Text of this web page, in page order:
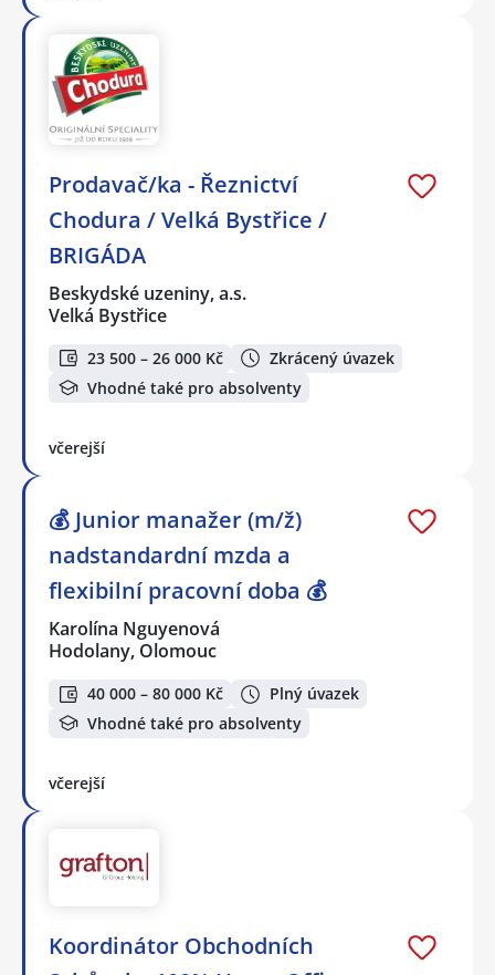
Prodavač/ka - Řeznictví
Chodura / Velká Bystřice /
BRIGÁDA
Beskydské uzeniny, a.s.
Velká Bystřice
23 500 – 26 000 Kč
Zkrácený úvazek
Vhodné také pro absolventy
včerejší
💰 Junior manažer (m/ž)
nadstandardní mzda a
flexibilní pracovní doba 💰
Karolína Nguyenová
Hodolany, Olomouc
40 000 – 80 000 Kč
Plný úvazek
Vhodné také pro absolventy
včerejší
Koordinátor Obchodních